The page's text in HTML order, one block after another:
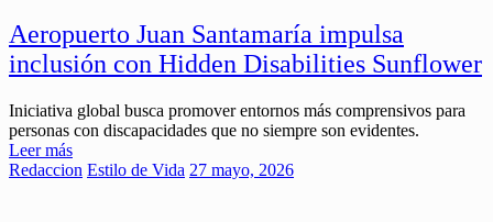
Aeropuerto Juan Santamaría impulsa
inclusión con Hidden Disabilities Sunflower
Iniciativa global busca promover entornos más comprensivos para
personas con discapacidades que no siempre son evidentes.
Leer más
Redaccion Estilo de Vida 27 mayo, 2026